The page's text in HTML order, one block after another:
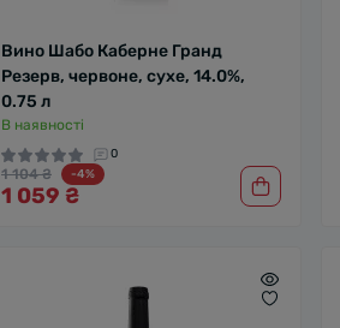
Вино Шабо Каберне Гранд
Резерв, червоне, сухе, 14.0%,
0.75 л
В наявності
0
1 104 ₴ -4%
1 059 ₴